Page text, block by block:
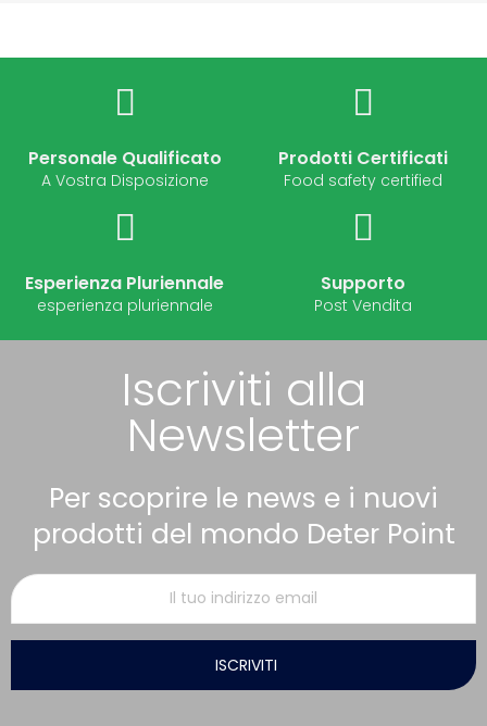
Personale Qualificato
A Vostra Disposizione
Prodotti Certificati
Food safety certified
Esperienza Pluriennale
esperienza pluriennale
Supporto
Post Vendita
Iscriviti alla
Newsletter
Per scoprire le news e i nuovi
prodotti del mondo Deter Point
ISCRIVITI